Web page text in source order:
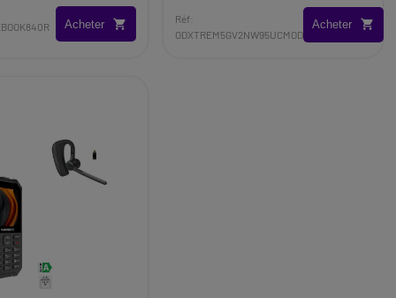
Acheter
Réf:
ODXTREM5GV2NW95UCMOD
Acheter